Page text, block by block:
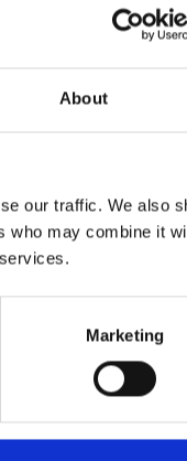
About
our traffic. We also
who may combine it
Marketing